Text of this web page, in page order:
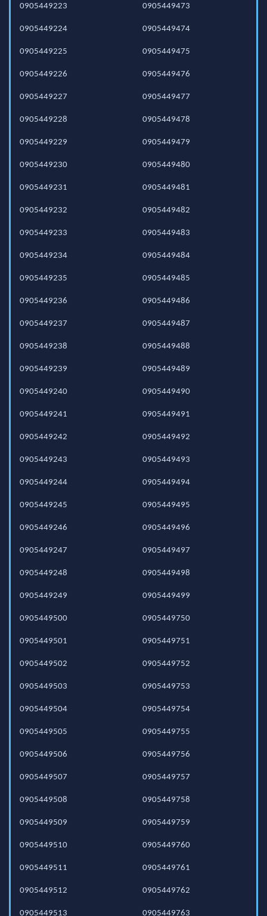
0905449223
0905449224
0905449225
0905449226
0905449227
0905449228
0905449229
0905449230
0905449231
0905449232
0905449233
0905449234
0905449235
0905449236
0905449237
0905449238
0905449239
0905449240
0905449241
0905449242
0905449243
0905449244
0905449245
0905449246
0905449247
0905449248
0905449249
0905449473
0905449474
0905449475
0905449476
0905449477
0905449478
0905449479
0905449480
0905449481
0905449482
0905449483
0905449484
0905449485
0905449486
0905449487
0905449488
0905449489
0905449490
0905449491
0905449492
0905449493
0905449494
0905449495
0905449496
0905449497
0905449498
0905449499
0905449500
0905449501
0905449502
0905449503
0905449504
0905449505
0905449506
0905449507
0905449508
0905449509
0905449510
0905449511
0905449512
0905449513
0905449750
0905449751
0905449752
0905449753
0905449754
0905449755
0905449756
0905449757
0905449758
0905449759
0905449760
0905449761
0905449762
0905449763